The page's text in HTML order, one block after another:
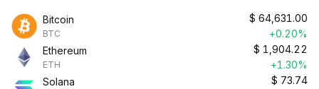
Bitcoin
BTC
$ 64,631.00
+0.20%
Ethereum
ETH
$ 1,904.22
+1.30%
Solana
$ 73.74